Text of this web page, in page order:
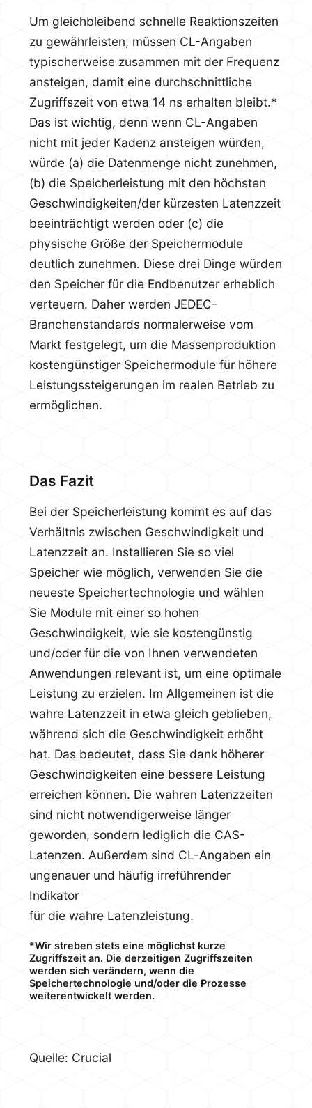
Um gleichbleibend schnelle Reaktionszeiten
zu gewährleisten, müssen CL-Angaben
typischerweise zusammen mit der Frequenz
ansteigen, damit eine durchschnittliche
Zugriffszeit von etwa 14 ns erhalten bleibt.*
Das ist wichtig, denn wenn CL-Angaben
nicht mit jeder Kadenz ansteigen würden,
würde (a) die Datenmenge nicht zunehmen,
(b) die Speicherleistung mit den höchsten
Geschwindigkeiten/der kürzesten Latenzzeit
beeinträchtigt werden oder (c) die
physische Größe der Speichermodule
deutlich zunehmen. Diese drei Dinge würden
den Speicher für die Endbenutzer erheblich
verteuern. Daher werden JEDEC-
Branchenstandards normalerweise vom
Markt festgelegt, um die Massenproduktion
kostengünstiger Speichermodule für höhere
Leistungssteigerungen im realen Betrieb zu
ermöglichen.
Das Fazit
Bei der Speicherleistung kommt es auf das
Verhältnis zwischen Geschwindigkeit und
Latenzzeit an. Installieren Sie so viel
Speicher wie möglich, verwenden Sie die
neueste Speichertechnologie und wählen
Sie Module mit einer so hohen
Geschwindigkeit, wie sie kostengünstig
und/oder für die von Ihnen verwendeten
Anwendungen relevant ist, um eine optimale
Leistung zu erzielen. Im Allgemeinen ist die
wahre Latenzzeit in etwa gleich geblieben,
während sich die Geschwindigkeit erhöht
hat. Das bedeutet, dass Sie dank höherer
Geschwindigkeiten eine bessere Leistung
erreichen können. Die wahren Latenzzeiten
sind nicht notwendigerweise länger
geworden, sondern lediglich die CAS-
Latenzen. Außerdem sind CL-Angaben ein
ungenauer und häufig irreführender
Indikator
für die wahre Latenzleistung.
*Wir streben stets eine möglichst kurze
Zugriffszeit an. Die derzeitigen Zugriffszeiten
werden sich verändern, wenn die
Speichertechnologie und/oder die Prozesse
weiterentwickelt werden.
Quelle: Crucial